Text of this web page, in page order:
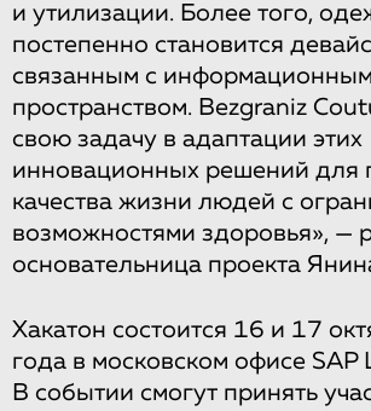
и утилизации. Более того,
постепенно становится
связанным с информационным
пространством. Bezgraniz
свою задачу в адаптации этих
инновационных решений для
качества жизни людей с
возможностями здоровья», —
основательница проекта
Хакатон состоится 16 и 17
года в московском офисе SAP
В событии смогут принять